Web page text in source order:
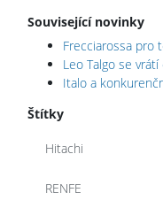
Související novinky
Frecciarossa pro
Leo Talgo se
Italo a
Štítky
Hitachi
RENFE